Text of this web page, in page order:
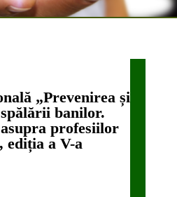
„Prevenirea și
banilor.
profesiilor
ediția a V-a